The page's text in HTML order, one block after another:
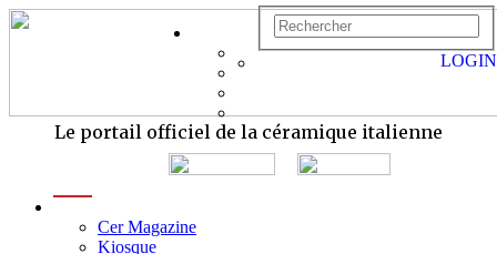
Le portail officiel de la céramique italienne
Cer Magazine
Kiosque
LOGIN